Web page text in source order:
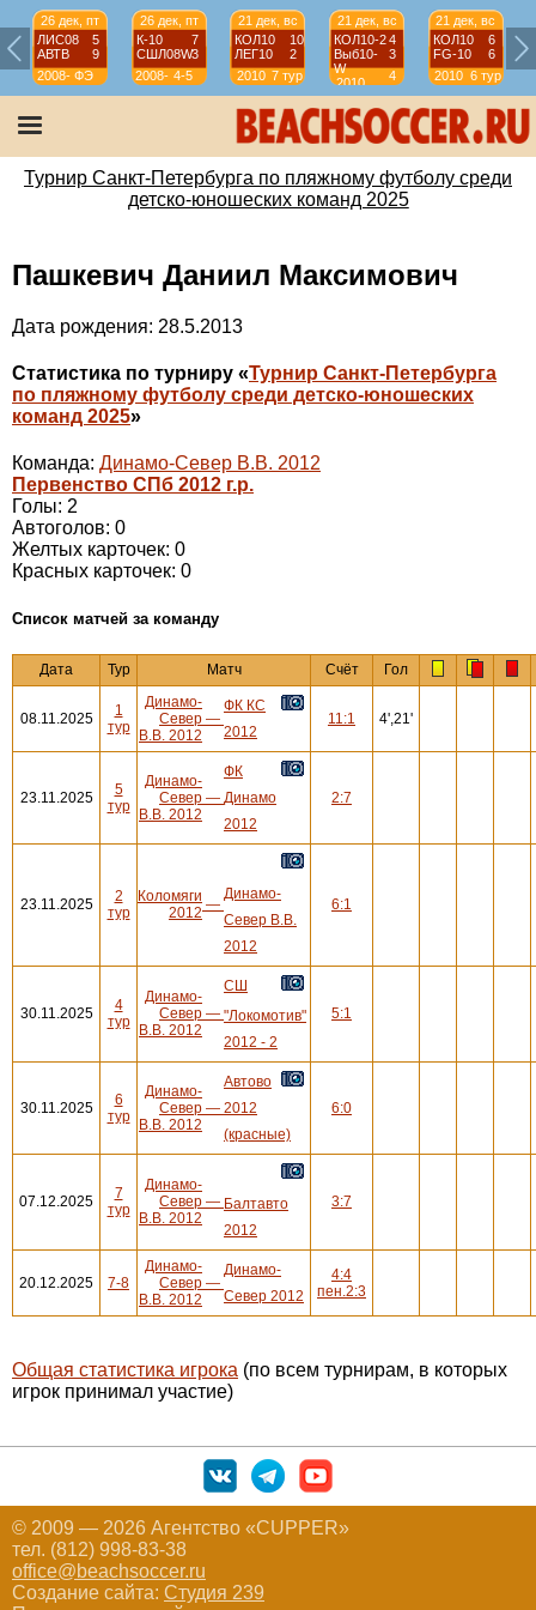
26 дек, пт
ЛИС08
5
АВТВ
9
2008-
2009
ФЭ
26 дек, пт
К-10
7
СШЛ08W3
2008-
2009
4-5
21 дек, вс
КОЛ10
10
ЛЕГ10
2
2010 7 тур
21 дек, вс
КОЛ10-24
Выб10-
W
3
2010
4
тур
21 дек, вс
КОЛ10
6
FG-10
6
2010 6 тур
Турнир Санкт-Петербурга по пляжному футболу среди
детско-юношеских команд 2025
Пашкевич Даниил Максимович
Дата рождения: 28.5.2013
Статистика по турниру «Турнир Санкт-Петербурга
по пляжному футболу среди детско-юношеских
команд 2025»
Команда: Динамо-Север В.В. 2012
Первенство СПб 2012 г.р.
Голы: 2
Автоголов: 0
Желтых карточек: 0
Красных карточек: 0
Cписок матчей за команду
Дата Тур Матч Счёт Гол
08.11.2025
1
тур
Динамо-
Север
В.В. 2012
—
ФК КС
2012
11:1 4',21'
23.11.2025
5
тур
Динамо-
Север
В.В. 2012
—
ФК
Динамо
2012
2:7
23.11.2025
2
тур
Коломяги
2012 —
Динамо-
Север В.В.
2012
6:1
30.11.2025
4
тур
Динамо-
Север
В.В. 2012
—
СШ
"Локомотив"
2012 - 2
5:1
30.11.2025
6
тур
Динамо-
Север
В.В. 2012
—
Автово
2012
(красные)
6:0
07.12.2025
7
тур
Динамо-
Север
В.В. 2012
— Балтавто
2012
3:7
20.12.2025 7-8
Динамо-
Север
В.В. 2012
—
Динамо-
Север 2012
4:4
пен.2:3
Общая статистика игрока (по всем турнирам, в которых
игрок принимал участие)
© 2009 — 2026 Агентство «CUPPER»
тел. (812) 998-83-38
office@beachsoccer.ru
Создание сайта: Студия 239